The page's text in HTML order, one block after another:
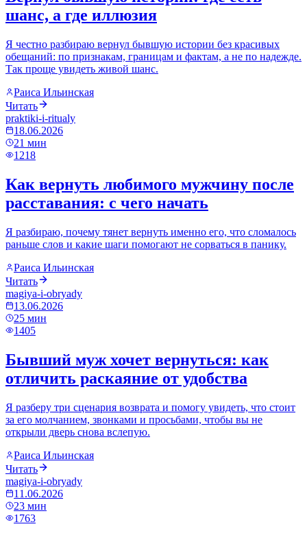
шанс, а где иллюзия
Я честно разбираю вернул бывшую истории без красивых
обещаний: по признакам, границам и фактам, а не по надежде.
Так проще увидеть живой шанс.
Раиса Ильинская
Читать
praktiki-i-ritualy
18.06.2026
21 мин
1218
Как вернуть любимого мужчину после
расставания: с чего начать
Я разбираю, почему тянет вернуть именно его, что сломалось
раньше слов и какие шаги помогают не сорваться в панику.
Раиса Ильинская
Читать
magiya-i-obryady
13.06.2026
25 мин
1405
Бывший муж хочет вернуться: как
отличить раскаяние от удобства
Я разберу три сценария возврата и помогу увидеть, что стоит
за его молчанием, звонками и просьбами, чтобы вы не
открыли дверь снова вслепую.
Раиса Ильинская
Читать
magiya-i-obryady
11.06.2026
23 мин
1763